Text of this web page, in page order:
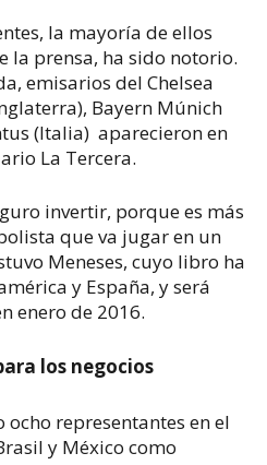
la mayoría de ellos
la prensa, ha sido notorio.
emisarios del Chelsea
Bayern Múnich
(Italia) aparecieron en
La Tercera.
invertir, porque es más
que va jugar en un
Meneses, cuyo libro ha
y España, y será
enero de 2016.
los negocios
representantes en el
y México como